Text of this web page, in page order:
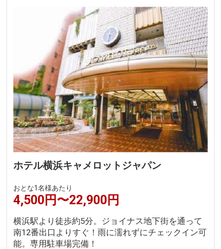
ホテル横浜キャメロットジャパン
おとな1名様あたり
4,500円〜22,900円
横浜駅より徒歩約5分。ジョイナス地下街を通って
南12番出口よりすぐ！雨に濡れずにチェックイン可
能。専用駐車場完備！